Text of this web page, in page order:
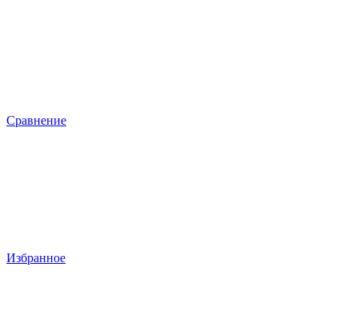
Сравнение
Избранное